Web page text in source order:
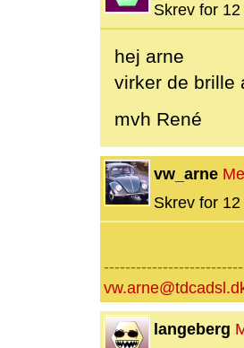
Skrev for
hej arne
virker de brille
mvh René
vw_arne
Skrev for
langeberg